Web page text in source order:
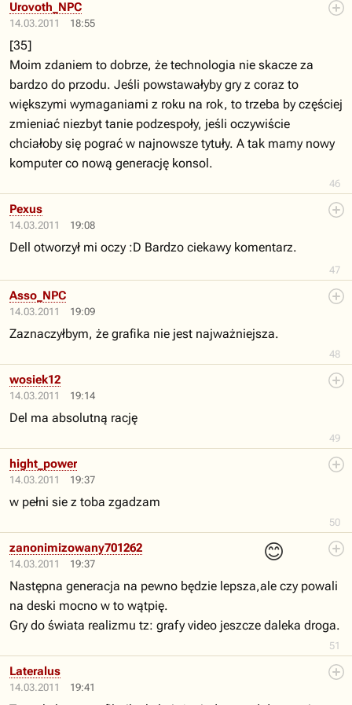
14.03.2011 18:55
46
Urovoth_NPC
[35]
Moim zdaniem to dobrze, że technologia nie skacze za
bardzo do przodu. Jeśli powstawałyby gry z coraz to
większymi wymaganiami z roku na rok, to trzeba by częściej
zmieniać niezbyt tanie podzespoły, jeśli oczywiście
chciałoby się pograć w najnowsze tytuły. A tak mamy nowy
komputer co nową generację konsol.
14.03.2011 19:08
47
Pexus
Dell otworzył mi oczy :D Bardzo ciekawy komentarz.
14.03.2011 19:09
48
Asso_NPC
Zaznaczyłbym, że grafika nie jest najważniejsza.
14.03.2011 19:14
49
wosiek12
Del ma absolutną rację
14.03.2011 19:37
50
hight_power
w pełni sie z toba zgadzam
14.03.2011 19:37
😊
51
zanonimizowany701262
Następna generacja na pewno będzie lepsza,ale czy powali
na deski mocno w to wątpię.
Gry do świata realizmu tz: grafy video jeszcze daleka droga.
14.03.2011 19:41
Lateralus